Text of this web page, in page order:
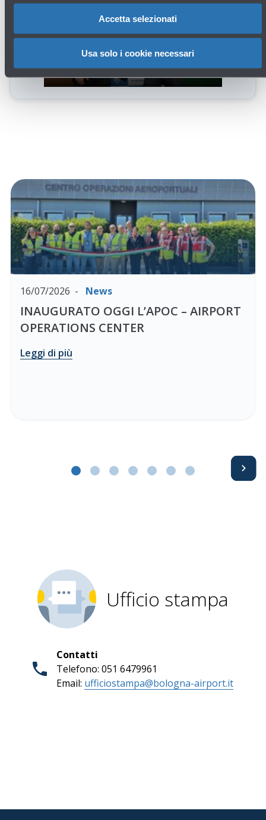
Accetta selezionati
Usa solo i cookie necessari
gallery
16/07/2026 News
INAUGURATO OGGI L’APOC – AIRPORT
OPERATIONS CENTER
Leggi di più
Avanti
Ufficio stampa
Contatti
Telefono: 051 6479961
Email: ufficiostampa@bologna-airport.it